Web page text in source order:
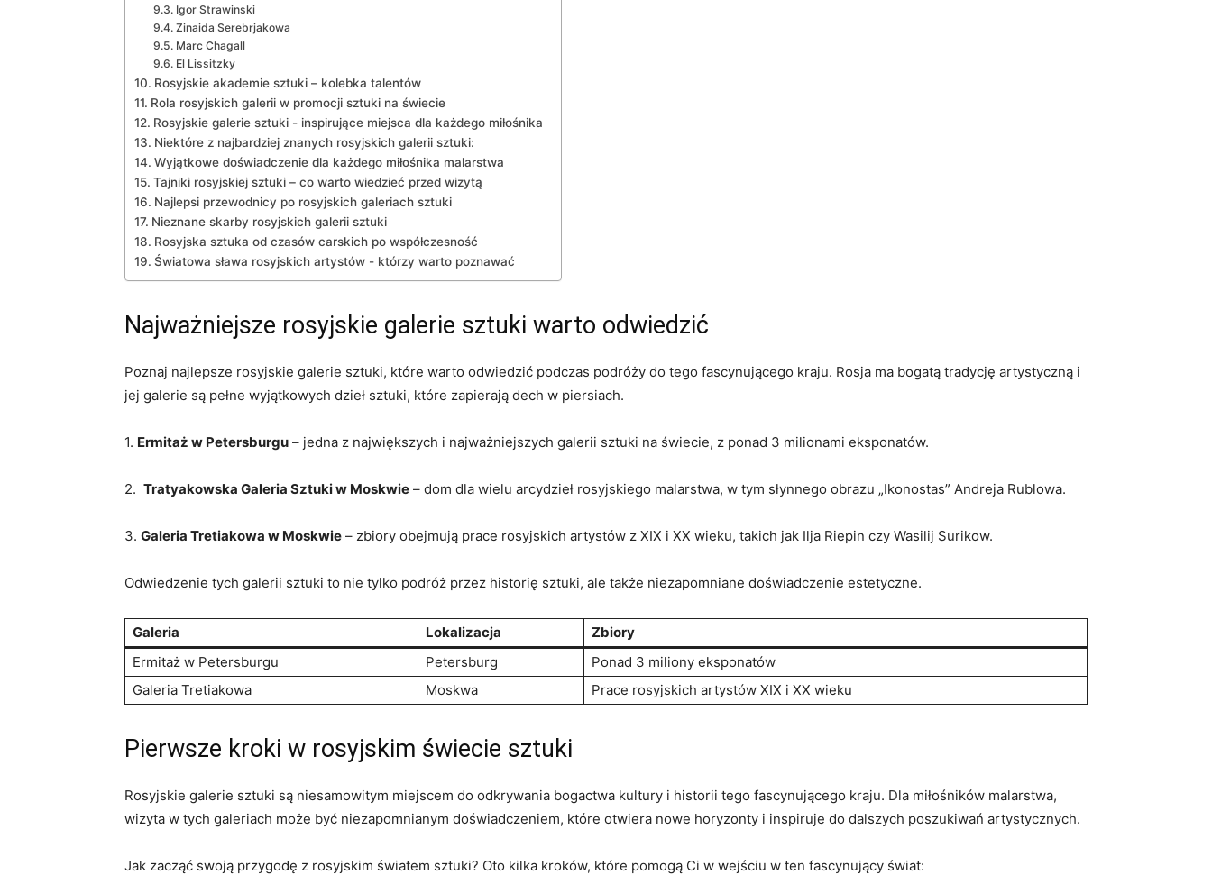
Igor⁤ Strawinski
Zinaida Serebrjakowa
Marc Chagall
El Lissitzky
Rosyjskie akademie sztuki – kolebka talentów
Rola‍ rosyjskich galerii w promocji sztuki na świecie
Rosyjskie​ galerie sztuki -⁢ inspirujące miejsca dla każdego⁢ miłośnika
Niektóre z ​najbardziej znanych rosyjskich galerii sztuki:
Wyjątkowe doświadczenie dla każdego miłośnika ‍malarstwa
Tajniki‍ rosyjskiej sztuki – co warto ⁤wiedzieć przed wizytą
Najlepsi ⁢przewodnicy po ⁣rosyjskich galeriach​ sztuki
Nieznane skarby rosyjskich galerii sztuki
Rosyjska sztuka⁣ od czasów carskich po współczesność
Światowa sława⁢ rosyjskich⁤ artystów ‌- którzy warto poznawać
Najważniejsze ⁣rosyjskie galerie sztuki warto odwiedzić
Poznaj ‌najlepsze⁣ rosyjskie galerie sztuki, które warto odwiedzić podczas podróży do ⁤tego fascynującego kraju.‌ Rosja ma bogatą tradycję artystyczną ⁢i ​
jej galerie są pełne wyjątkowych dzieł sztuki,⁤ które zapierają ‍dech w piersiach.
1. Ermitaż w‌ Petersburgu – jedna z największych i najważniejszych galerii⁣ sztuki na świecie, z ‌ponad 3 milionami eksponatów.
2. ⁣ Tratyakowska‌ Galeria Sztuki w ‍Moskwie – dom dla wielu arcydzieł rosyjskiego malarstwa, w tym słynnego obrazu „Ikonostas” Andreja Rublowa.
3. Galeria Tretiakowa w Moskwie ⁤–‍ zbiory obejmują prace⁣ rosyjskich artystów z XIX‌ i XX wieku,⁢ takich jak Ilja Riepin czy Wasilij ⁤Surikow.
Odwiedzenie tych galerii sztuki to nie tylko‍ podróż przez ‍historię sztuki, ale także niezapomniane doświadczenie estetyczne.
Galeria Lokalizacja
Zbiory
Ermitaż w Petersburgu
Petersburg
Ponad 3 miliony eksponatów
Galeria Tretiakowa
Moskwa Prace rosyjskich artystów‍ XIX i ⁢XX wieku
Pierwsze kroki w rosyjskim świecie⁣ sztuki
Rosyjskie galerie‍ sztuki są niesamowitym miejscem do odkrywania bogactwa kultury ⁤i historii‍ tego fascynującego kraju. Dla ⁤miłośników malarstwa,
wizyta ‍w tych galeriach może być niezapomnianym doświadczeniem, które otwiera‌ nowe horyzonty ⁢i inspiruje do dalszych poszukiwań artystycznych.
Jak zacząć ‌swoją‍ przygodę z rosyjskim światem sztuki? Oto kilka kroków, które⁤ pomogą Ci w⁣ wejściu ⁣w ⁢ten fascynujący‌ świat: